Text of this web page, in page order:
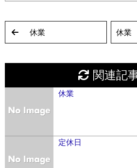
休業 休業
関連記
休業
定休日